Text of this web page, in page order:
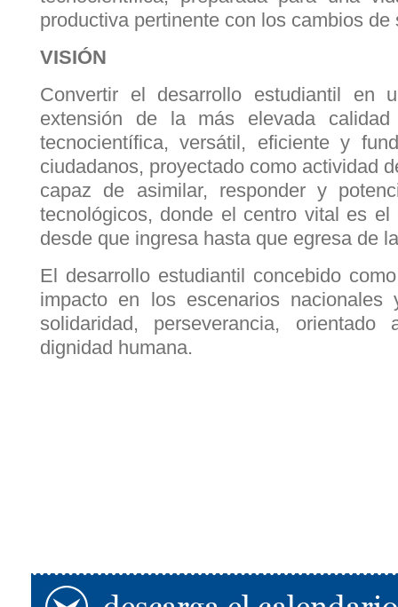
productiva pertinente con los cambios de
VISIÓN
Convertir el desarrollo estudiantil en
extensión de la más elevada calidad
tecnocientífica, versátil, eficiente y
ciudadanos, proyectado como actividad
capaz de asimilar, responder y
tecnológicos, donde el centro vital es el
desde que ingresa hasta que egresa de
El desarrollo estudiantil concebido
impacto en los escenarios nacionales
solidaridad, perseverancia,
dignidad humana.